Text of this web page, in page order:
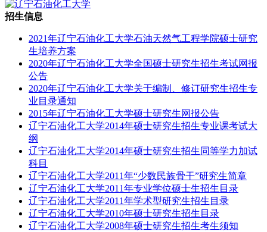
招生信息
2021年辽宁石油化工大学石油天然气工程学院硕士研究
生培养方案
2020年辽宁石油化工大学全国硕士研究生招生考试网报
公告
2020年辽宁石油化工大学关于编制、修订研究生招生专
业目录通知
2015年辽宁石油化工大学硕士研究生网报公告
辽宁石油化工大学2014年硕士研究生招生专业课考试大
纲
辽宁石油化工大学2014年硕士研究生招生同等学力加试
科目
辽宁石油化工大学2011年“少数民族骨干”研究生简章
辽宁石油化工大学2011年专业学位硕士生招生目录
辽宁石油化工大学2011年学术型研究生招生目录
辽宁石油化工大学2010年硕士研究生招生目录
辽宁石油化工大学2008年硕士研究生招生考生须知